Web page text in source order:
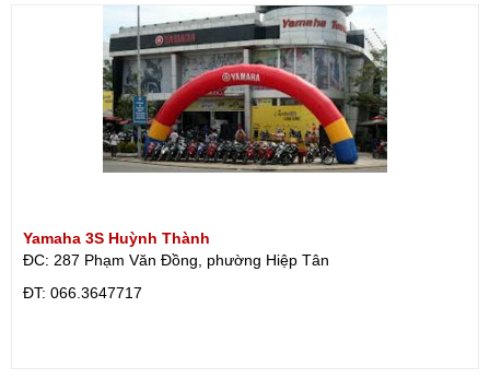
Yamaha 3S Huỳnh Thành
ĐC: 287 Phạm Văn Đồng, phường Hiệp Tân
ÐT: 066.3647717